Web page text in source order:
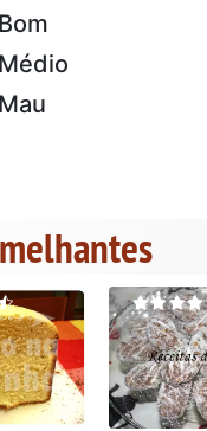
Bom
Médio
Mau